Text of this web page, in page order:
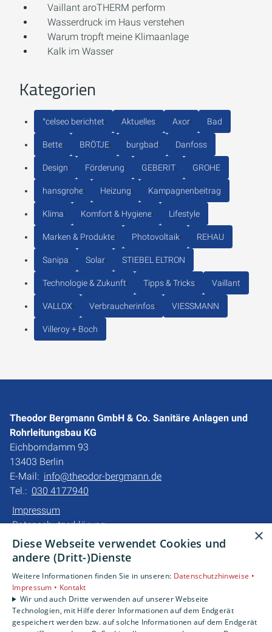
Vaillant aroTHERM perform
Wasserdruck im Haus verstehen
Warum tropft meine Klimaanlage
Kalk im Wasser
Kategorien
°celseo berichtet Aktuelles Axor Bad
Bette BRÖTJE burgbad Danfoss
Design Förderung GEBERIT GROHE
hansgrohe Heizung Kampagnenbeitrag
Klima Komfort & Hygiene Lifestyle
Marken & Produkte Photovoltaik REHAU
Sanipa Solar STIEBEL ELTRON
Technologie & Zukunft Tipps & Tricks Vaillant
VALLOX Verbraucherinfos VIESSMANN
Villeroy + Boch
Theodor Bergmann GmbH & Co. Sanitäre Anlagen und
Rohrleitungsbau KG
Eichborndamm 93
13403 Berlin
E-Mail: info@theodor-bergmann.de
Tel.: 030 4177940
Impressum
Datenschutzerklärung
Barrierefreiheitserklärung
Privatkunden
Gewerbekunden
Karriere
Unternehmen
×
Diese Webseite verwendet Cookies und
andere (Dritt-)Dienste
Weitere Informationen finden Sie in unseren: Datenschutzhinweise •
Impressum • Kontakt
Wir und auch Dritte verwenden auf unserer Webseite
Technologien, mit Hilfe derer Informationen auf dem Endgerät
gespeichert werden bzw. auf solche Informationen auf dem Endgerät